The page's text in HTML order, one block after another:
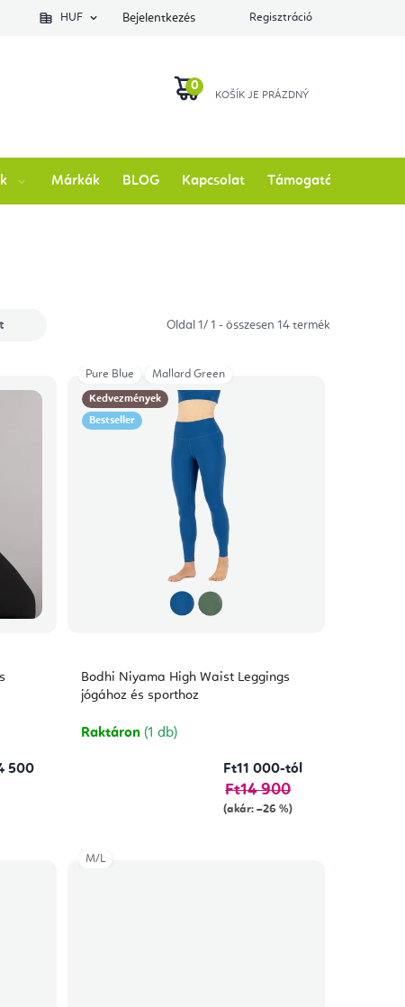
állapotátHUF Bejelentkezés Regisztráció
Márkák BLOG Kapcsolat Támogatás
Oldal 1/ 1 - összesen 14 termék
500
Kedvezmények
Bestseller
Bodhi Niyama High Waist Leggings
jógához és sporthoz
Raktáron (1 db)
Ft11 000-tól
Ft14 900
(akár: –26 %)
Pure Blue Mallard Green
M/L